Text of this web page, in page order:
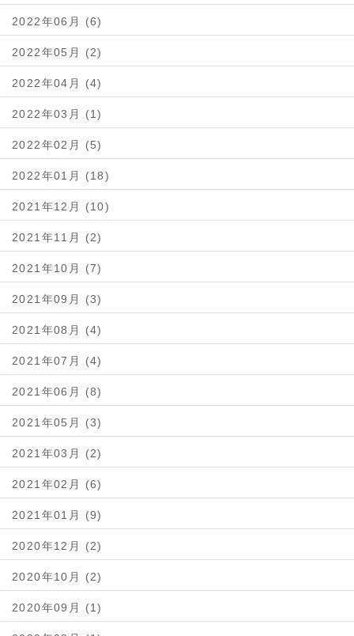
2022年06月 (6)
2022年05月 (2)
2022年04月 (4)
2022年03月 (1)
2022年02月 (5)
2022年01月 (18)
2021年12月 (10)
2021年11月 (2)
2021年10月 (7)
2021年09月 (3)
2021年08月 (4)
2021年07月 (4)
2021年06月 (8)
2021年05月 (3)
2021年03月 (2)
2021年02月 (6)
2021年01月 (9)
2020年12月 (2)
2020年10月 (2)
2020年09月 (1)